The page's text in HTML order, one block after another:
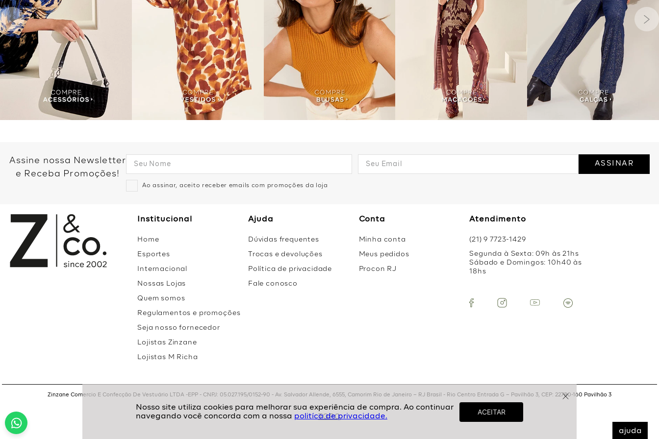
ajuda
politíca de privacidade.
Assine nossa Newsletter
e Receba Promoções!
Ao assinar, aceito receber emails com promoções da loja
ASSINAR
Institucional
Home
Esportes
Internacional
Nossas Lojas
Quem somos
Regulamentos e promoções
Seja nosso fornecedor
Lojistas Zinzane
Lojistas M Richa
Ajuda
Dúvidas frequentes
Trocas e devoluções
Política de privacidade
Fale conosco
Conta
Minha conta
Meus pedidos
Procon RJ
Atendimento
(21) 9 7723-1429
Segunda à Sexta: 09h às 21hs
Sábado e Domingos: 10h40 às
18hs
Zinzane Comercio E Confecção De Vestuário LTDA -EPP - CNPJ: 05.027.195/0152-90 - Av. Salvador Allende, 6555, Camorim Rio de Janeiro – RJ Brasil - Rio Centro Entrada G – Pavilhão 3, CEP: 22780-160 Pavilhão 3
TOPO